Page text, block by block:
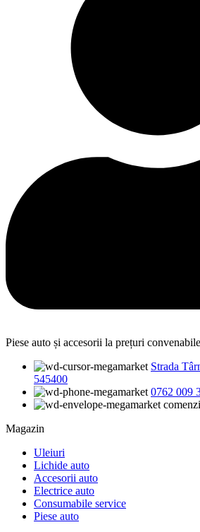
Piese auto și accesorii la prețuri
Strada
545400
0762 009
Magazin
Uleiuri
Lichide auto
Accesorii auto
Electrice auto
Consumabile service
Piese auto